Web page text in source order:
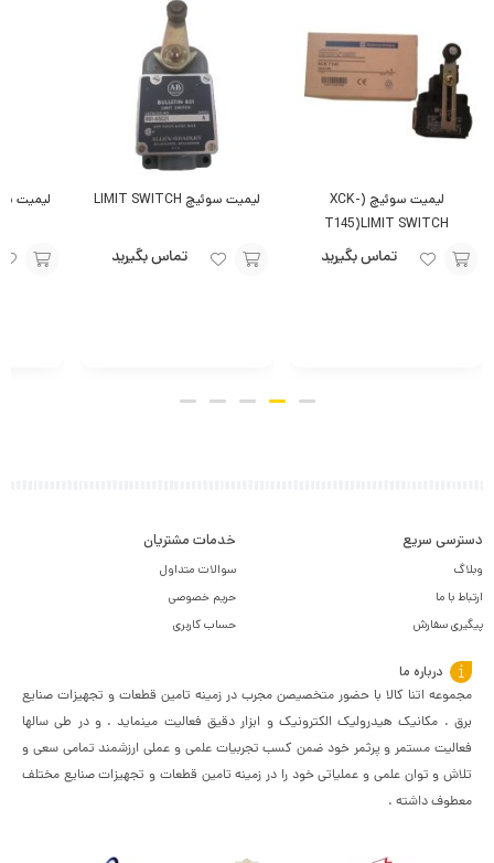
لیمیت سوئیچ (XCK-
T145)LIMIT SWITCH
تماس بگیرید
لیمیت سوئیچ LIMIT SWITCH
تماس بگیرید
دسترسی سریع
وبلاگ
ارتباط با ما
پیگیری سفارش
خدمات مشتریان
سوالات متداول
حریم خصوصی
حساب کاربری
درباره ما
مجموعه اتنا کالا با حضور متخصیصن مجرب در زمینه تامین قطعات و تجهیزات صنایع
برق . مکانیک هیدرولیک الکترونیک و ابزار دقیق فعالیت مینماید . و در طی سالها
فعالیت مستمر و پرثمر خود ضمن کسب تجربیات علمی و عملی ارزشمند تمامی سعی و
تلاش و توان علمی و عملیاتی خود را در زمینه تامین قطعات و تجهیزات صنایع مختلف
معطوف داشته .